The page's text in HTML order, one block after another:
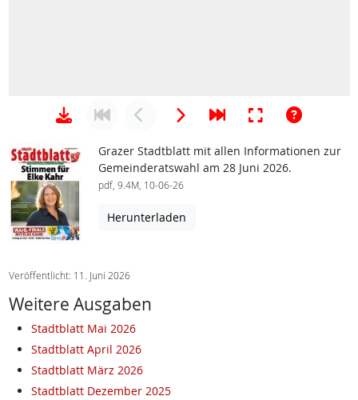
Grazer Stadtblatt mit allen Informationen zur
Gemeinderatswahl am 28 Juni 2026.
pdf, 9.4M, 10-06-26
Herunterladen
Veröffentlicht: 11. Juni 2026
Weitere Ausgaben
Stadtblatt Mai 2026
Stadtblatt April 2026
Stadtblatt März 2026
Stadtblatt Dezember 2025